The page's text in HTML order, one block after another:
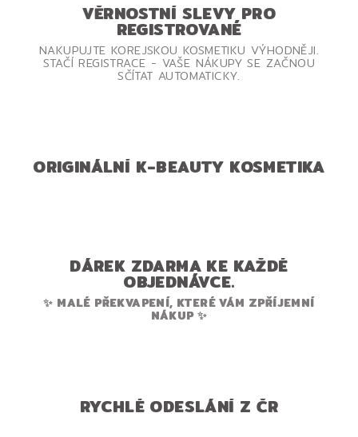
VĚRNOSTNÍ SLEVY PRO
REGISTROVANÉ
NAKUPUJTE KOREJSKOU KOSMETIKU VÝHODNĚJI.
STAČÍ REGISTRACE - VAŠE NÁKUPY SE ZAČNOU
SČÍTAT AUTOMATICKY.
ORIGINÁLNÍ K-BEAUTY KOSMETIKA
DÁREK ZDARMA KE KAŽDÉ
OBJEDNÁVCE.
✨ MALÉ PŘEKVAPENÍ, KTERÉ VÁM ZPŘÍJEMNÍ
NÁKUP ✨
RYCHLÉ ODESLÁNÍ Z ČR